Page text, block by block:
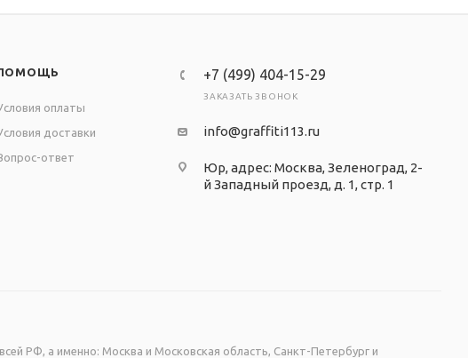
оплаты
доставки
ответ
+7 (499) 404-15-29
ЗАКАЗАТЬ ЗВОНОК
info@graffiti113.ru
Юр, адрес: Москва, Зеленоград, 2-
й Западный проезд, д. 1, стр. 1
РФ, а именно: Москва и Московская область, Санкт-Петербург и